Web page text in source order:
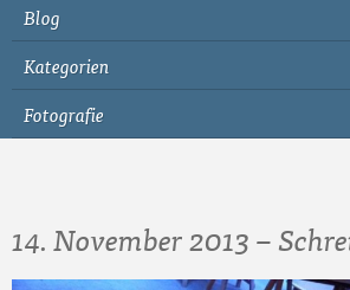
Blog
Kategorien
Fotografie
14. November 2013 –